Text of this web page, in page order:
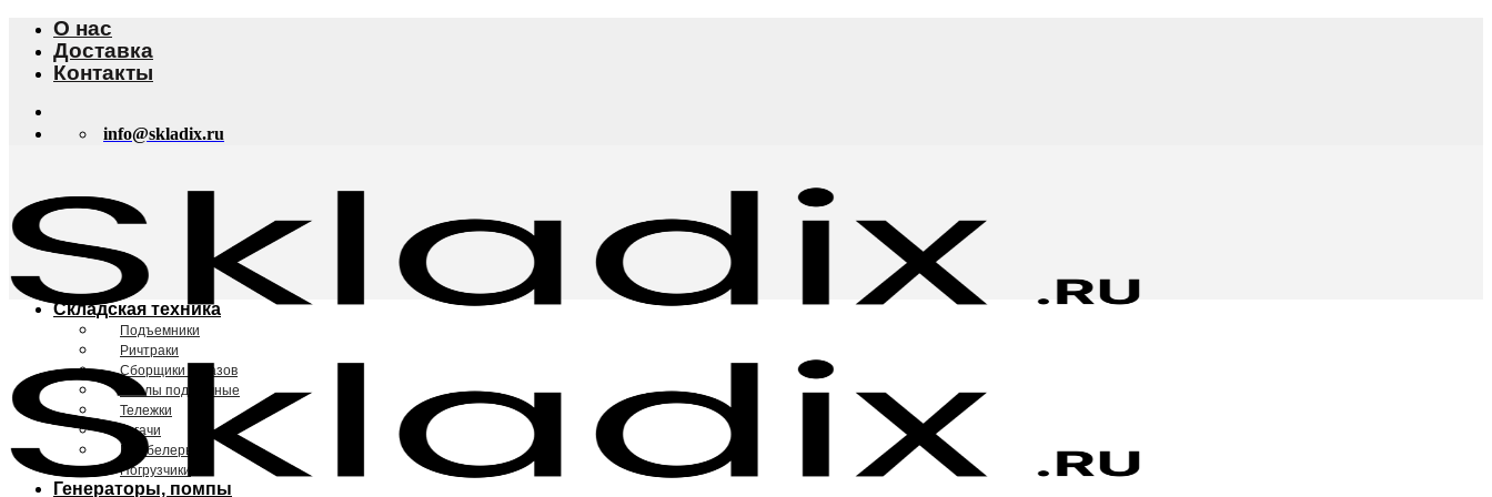
Skip
content
О нас
Доставка
Контакты
info@skladix.ru
Складская техника
Подъемники
Ричтраки
Сборщики заказов
Столы подъемные
Тележки
Тягачи
Штабелеры
Погрузчики
Генераторы, помпы